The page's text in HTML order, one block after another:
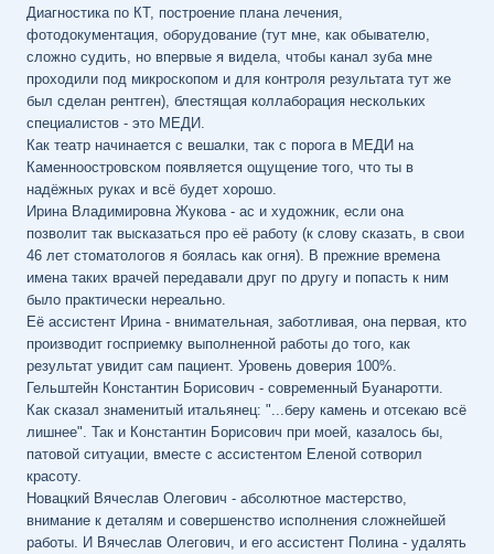
Диагностика по КТ, построение плана лечения,
фотодокументация, оборудование (тут мне, как обывателю,
сложно судить, но впервые я видела, чтобы канал зуба мне
проходили под микроскопом и для контроля результата тут же
был сделан рентген), блестящая коллаборация нескольких
специалистов - это МЕДИ.
Как театр начинается с вешалки, так с порога в МЕДИ на
Каменноостровском появляется ощущение того, что ты в
надёжных руках и всё будет хорошо.
Ирина Владимировна Жукова - ас и художник, если она
позволит так высказаться про её работу (к слову сказать, в свои
46 лет стоматологов я боялась как огня). В прежние времена
имена таких врачей передавали друг по другу и попасть к ним
было практически нереально.
Её ассистент Ирина - внимательная, заботливая, она первая, кто
производит госприемку выполненной работы до того, как
результат увидит сам пациент. Уровень доверия 100%.
Гельштейн Константин Борисович - современный Буанаротти.
Как сказал знаменитый итальянец: "...беру камень и отсекаю всё
лишнее". Так и Константин Борисович при моей, казалось бы,
патовой ситуации, вместе с ассистентом Еленой сотворил
красоту.
Новацкий Вячеслав Олегович - абсолютное мастерство,
внимание к деталям и совершенство исполнения сложнейшей
работы. И Вячеслав Олегович, и его ассистент Полина - удалять